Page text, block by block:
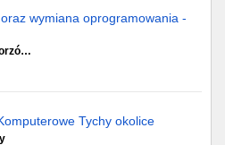
wymiana oprogramowania -
Tychy okolice